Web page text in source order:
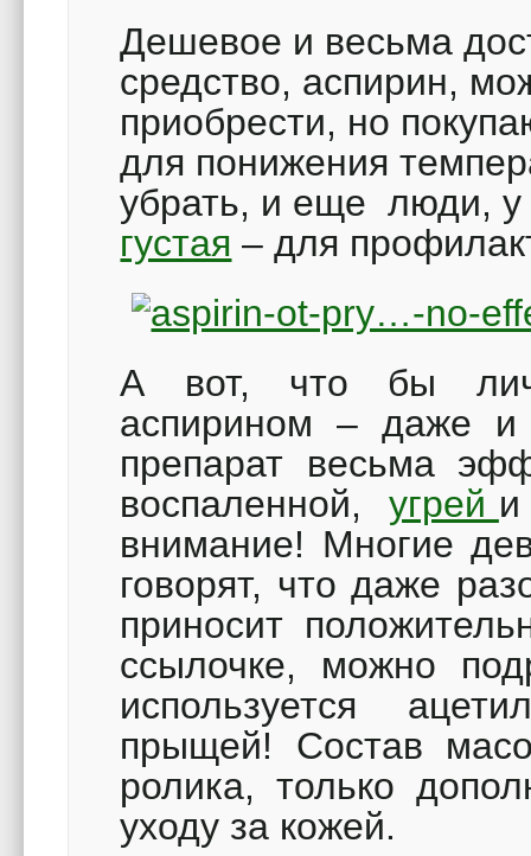
Дешевое и весьма
средство, аспирин,
приобрести, но
для понижения
убрать, и еще люди,
густая – для
А вот, что бы
аспирином – даже
препарат весьма
воспаленной, угрей
внимание! Многие
говорят, что даже
приносит
ссылочке, можно
используется
прыщей! Состав
ролика, только
уходу за кожей.